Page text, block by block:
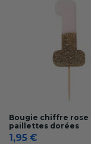
Bougie chiffre rose
paillettes dorées
1,95 €